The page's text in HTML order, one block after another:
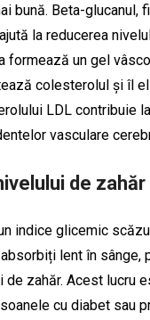
bună. Beta-glucanul,
la reducerea
formează un gel
colesterolul și îl
LDL contribuie
vasculare
de
indice glicemic
lent în sânge,
de zahăr. Acest lucru
cu diabet sau